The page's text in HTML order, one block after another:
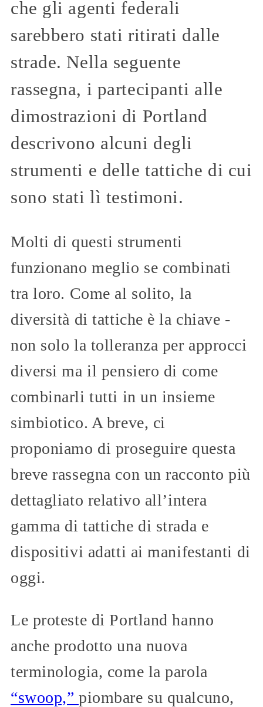
che gli agenti federali
sarebbero stati ritirati dalle
strade. Nella seguente
rassegna, i partecipanti alle
dimostrazioni di Portland
descrivono alcuni degli
strumenti e delle tattiche di cui
sono stati lì testimoni.
Molti di questi strumenti
funzionano meglio se combinati
tra loro. Come al solito, la
diversità di tattiche è la chiave -
non solo la tolleranza per approcci
diversi ma il pensiero di come
combinarli tutti in un insieme
simbiotico. A breve, ci
proponiamo di proseguire questa
breve rassegna con un racconto più
dettagliato relativo all’intera
gamma di tattiche di strada e
dispositivi adatti ai manifestanti di
oggi.
Le proteste di Portland hanno
anche prodotto una nuova
terminologia, come la parola
“swoop,”piombare su qualcuno,